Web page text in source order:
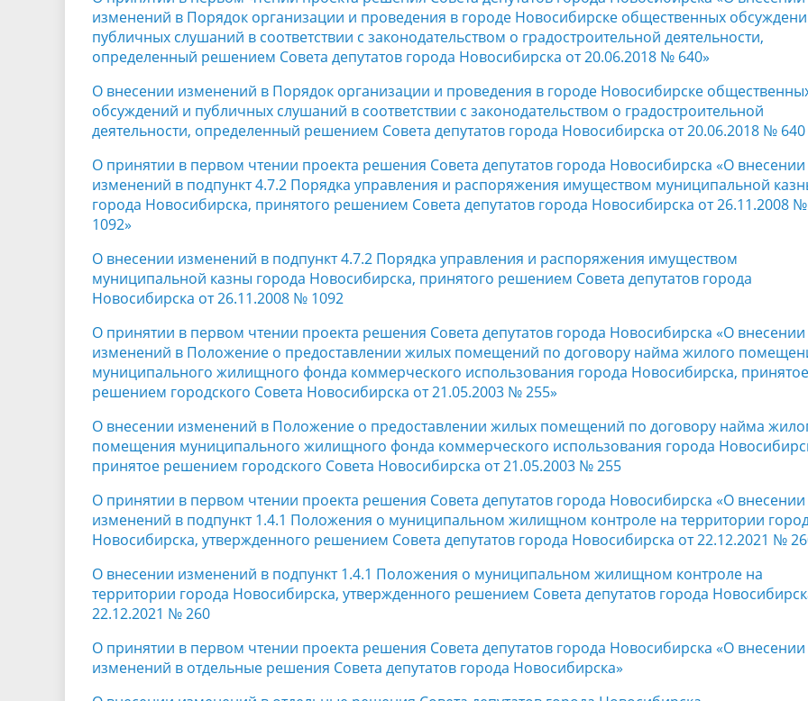
изменений в Порядок организации и проведения в городе Новосибирске общественных
публичных слушаний в соответствии с законодательством о градостроительной деятельности,
определенный решением Совета депутатов города Новосибирска от 20.06.2018 № 640»
О внесении изменений в Порядок организации и проведения в городе Новосибирске
обсуждений и публичных слушаний в соответствии с законодательством о градостроительной
деятельности, определенный решением Совета депутатов города Новосибирска от 20.06.2018 № 640
О принятии в первом чтении проекта решения Совета депутатов города Новосибирска «О внесении
изменений в подпункт 4.7.2 Порядка управления и распоряжения имуществом муниципальной
города Новосибирска, принятого решением Совета депутатов города Новосибирска от 26.11.2008 №
1092»
О внесении изменений в подпункт 4.7.2 Порядка управления и распоряжения имуществом
муниципальной казны города Новосибирска, принятого решением Совета депутатов города
Новосибирска от 26.11.2008 № 1092
О принятии в первом чтении проекта решения Совета депутатов города Новосибирска «О внесении
изменений в Положение о предоставлении жилых помещений по договору найма жилого
муниципального жилищного фонда коммерческого использования города Новосибирска, принятое
решением городского Совета Новосибирска от 21.05.2003 № 255»
О внесении изменений в Положение о предоставлении жилых помещений по договору найма
помещения муниципального жилищного фонда коммерческого использования города
принятое решением городского Совета Новосибирска от 21.05.2003 № 255
О принятии в первом чтении проекта решения Совета депутатов города Новосибирска «О внесении
изменений в подпункт 1.4.1 Положения о муниципальном жилищном контроле на территории
Новосибирска, утвержденного решением Совета депутатов города Новосибирска от 22.12.2021 №
О внесении изменений в подпункт 1.4.1 Положения о муниципальном жилищном контроле на
территории города Новосибирска, утвержденного решением Совета депутатов города
22.12.2021 № 260
О принятии в первом чтении проекта решения Совета депутатов города Новосибирска «О внесении
изменений в отдельные решения Совета депутатов города Новосибирска»